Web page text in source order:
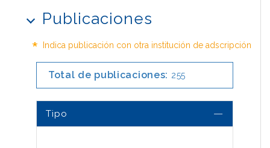
Publicaciones
* Indica publicación con otra institución de adscripción
Total de publicaciones: 255
Tipo